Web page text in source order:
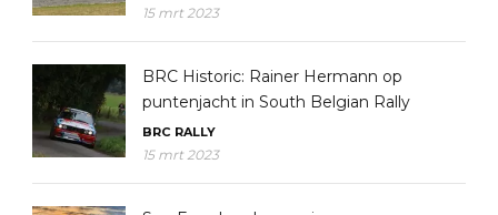
15 mrt 2023
BRC Historic: Rainer Hermann op
puntenjacht in South Belgian Rally
BRC RALLY
15 mrt 2023